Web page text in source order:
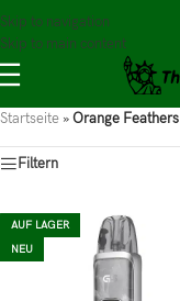
Skip to navigation
Skip to main content
Startseite »Orange Feathers
Filtern
AUF LAGER
NEU